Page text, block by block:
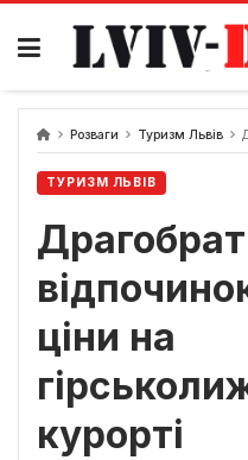
Skip
content
Розваги Туризм Львів
ТУРИЗМ ЛЬВІВ
ціни на
курорті